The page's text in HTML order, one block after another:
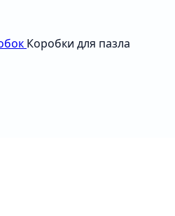
Коробки для пазла